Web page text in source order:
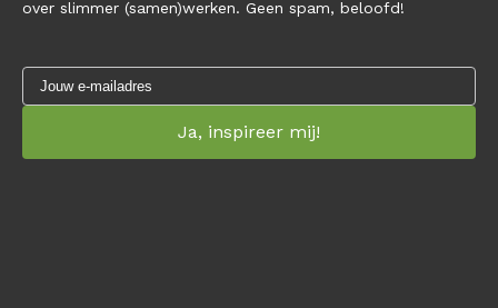
over slimmer (samen)werken. Geen spam, beloofd!